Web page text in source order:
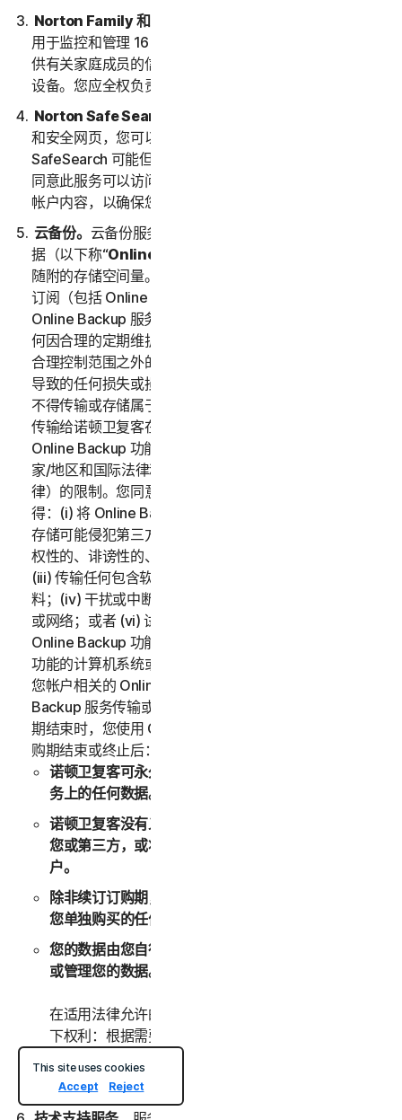
Norton Family 和家长控制
用于监控和管理 16 周岁以下孩子的网络活动。您必须提
供有关家庭成员的信息，包括任何未成年子女及其使用的
设备。您应全权负责监控他们的设备和活动。
Norton Safe Search 和 Safe Web
和安全网页，您可以在网络上安全搜索内容。
SafeSearch 可能但不限于通过诺顿搜索工具栏提供。您
同意此服务可以访问您的 Web、电子邮件和其他第三方
帐户内容，以确保您放心搜索和使用网络。
云备份。 云备份服务允许您在适用订购期间存储和检索数
据（以下称“Online Backup 服务
随附的存储空间量。总备份存储量代表了为您的所有服务
订阅（包括 Online Backup 服务）分配的总备份量。
Online Backup 服务按“原样”和“可用”原则提供，对于任
何因合理的定期维护、严重问题的维护或超出诺顿卫复客
合理控制范围之外的不可抗力造成的联机备份功能中断而
导致的任何损失或损坏，诺顿卫复客不承担任何责任。您
不得传输或存储属于另一方的数据，除非事先取得将数据
传输给诺顿卫复客在法律上要求的数据所有者的同意。
Online Backup 功能的使用受所有适用的当地、州、国
家/地区和国际法律和法规（包括但不限于美国出口法
律）的限制。您同意遵守以上适用的法律和法规，并且不
得：(i) 将 Online Backup 功能用于非法目的；(ii) 传输或
存储可能侵犯第三方知识产权或其他权利的资料，或者侵
权性的、诽谤性的、诬蔑性的、侵犯他人隐私的资料；
(iii) 传输任何包含软件病毒或其他有害的计算机代码的资
料；(iv) 干扰或中断连接到 Online Backup 功能的服务器
或网络；或者 (vi) 试图对 Online Backup 功能、其他
Online Backup 功能用户的帐户或连接到 Online Backup
功能的计算机系统或网络进行未经授权的访问。您应对与
您帐户相关的 Online Backup 服务的使用和通过 Online
Backup 服务传输或存储的数据负全部责任。适用的订购
期结束时，您使用 Online Backup 服务的权利将终止。订
购期结束或终止后：
诺顿卫复客可永久性地删除存储在 Online Backup 服
务上的任何数据。
诺顿卫复客没有义务维护任何数据、将这些数据转发给
您或第三方，或将这些数据迁移到其他备份服务或帐
户。
除非续订订购期，否则在此之前，您无法将数据存储到
您单独购买的任何其他备份空间。
您的数据由您自行管理。诺顿卫复客没有义务为您监控
或管理您的数据。
在适用法律允许的最大范围内，诺顿卫复客始终保留以
下权利：根据需要监控、审查、保留和/或披露任何数
政府要求，或者调查您的任何滥用或可疑违规。
This site uses cookies
Accept
Reject